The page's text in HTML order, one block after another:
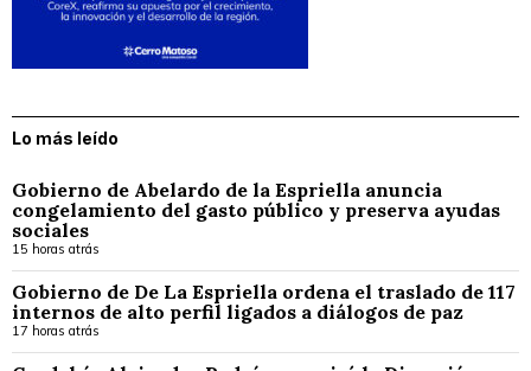
Lo más leído
Gobierno de Abelardo de la Espriella anuncia
congelamiento del gasto público y preserva ayudas
sociales
15 horas atrás
Gobierno de De La Espriella ordena el traslado de 117
internos de alto perfil ligados a diálogos de paz
17 horas atrás